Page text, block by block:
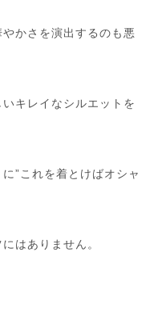
かさを演出するのも悪
キレイなシルエットを
”これを着とけばオシャ
はありません。